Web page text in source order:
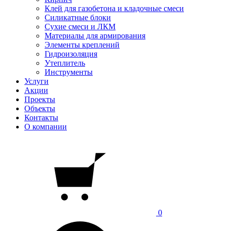
Клей для газобетона и кладочные смеси
Силикатные блоки
Сухие смеси и ЛКМ
Материалы для армирования
Элементы креплений
Гидроизоляция
Утеплитель
Инструменты
Услуги
Акции
Проекты
Объекты
Контакты
О компании
0